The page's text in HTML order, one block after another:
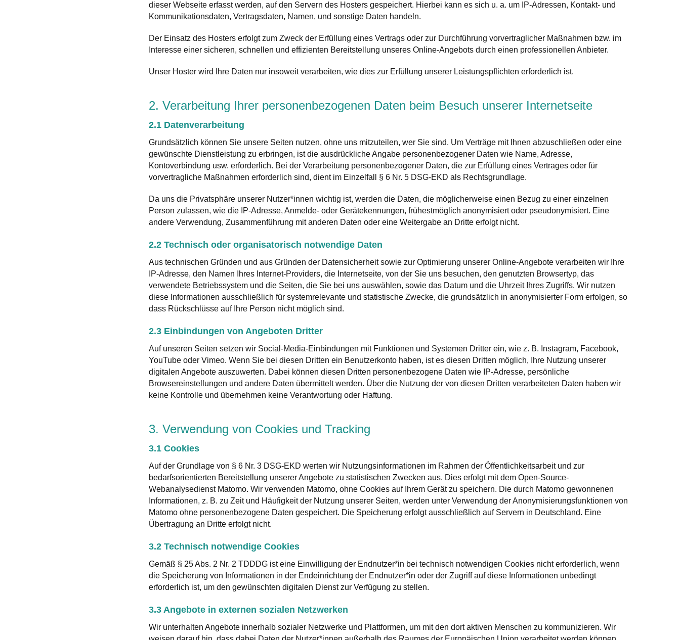
dieser Webseite erfasst werden, auf den Servern des Hosters gespeichert. Hierbei kann es sich u. a. um IP-Adressen, Kontakt- und
Kommunikationsdaten, Vertragsdaten, Namen, und sonstige Daten handeln.
Der Einsatz des Hosters erfolgt zum Zweck der Erfüllung eines Vertrags oder zur Durchführung vorvertraglicher Maßnahmen bzw. im
Interesse einer sicheren, schnellen und effizienten Bereitstellung unseres Online-Angebots durch einen professionellen Anbieter.
Unser Hoster wird Ihre Daten nur insoweit verarbeiten, wie dies zur Erfüllung unserer Leistungspflichten erforderlich ist.
2. Verarbeitung Ihrer personenbezogenen Daten beim Besuch unserer Internetseite
2.1 Datenverarbeitung
Grundsätzlich können Sie unsere Seiten nutzen, ohne uns mitzuteilen, wer Sie sind. Um Verträge mit Ihnen abzuschließen oder eine
gewünschte Dienstleistung zu erbringen, ist die ausdrückliche Angabe personenbezogener Daten wie Name, Adresse,
Kontoverbindung usw. erforderlich. Bei der Verarbeitung personenbezogener Daten, die zur Erfüllung eines Vertrages oder für
vorvertragliche Maßnahmen erforderlich sind, dient im Einzelfall § 6 Nr. 5 DSG-EKD als Rechtsgrundlage.
Da uns die Privatsphäre unserer Nutzer*innen wichtig ist, werden die Daten, die möglicherweise einen Bezug zu einer einzelnen
Person zulassen, wie die IP-Adresse, Anmelde- oder Gerätekennungen, frühestmöglich anonymisiert oder pseudonymisiert. Eine
andere Verwendung, Zusammenführung mit anderen Daten oder eine Weitergabe an Dritte erfolgt nicht.
2.2 Technisch oder organisatorisch notwendige Daten
Aus technischen Gründen und aus Gründen der Datensicherheit sowie zur Optimierung unserer Online-Angebote verarbeiten wir Ihre
IP-Adresse, den Namen Ihres Internet-Providers, die Internetseite, von der Sie uns besuchen, den genutzten Browsertyp, das
verwendete Betriebssystem und die Seiten, die Sie bei uns auswählen, sowie das Datum und die Uhrzeit Ihres Zugriffs. Wir nutzen
diese Informationen ausschließlich für systemrelevante und statistische Zwecke, die grundsätzlich in anonymisierter Form erfolgen, so
dass Rückschlüsse auf Ihre Person nicht möglich sind.
2.3 Einbindungen von Angeboten Dritter
Auf unseren Seiten setzen wir Social-Media-Einbindungen mit Funktionen und Systemen Dritter ein, wie z. B. Instagram, Facebook,
YouTube oder Vimeo. Wenn Sie bei diesen Dritten ein Benutzerkonto haben, ist es diesen Dritten möglich, Ihre Nutzung unserer
digitalen Angebote auszuwerten. Dabei können diesen Dritten personenbezogene Daten wie IP-Adresse, persönliche
Browsereinstellungen und andere Daten übermittelt werden. Über die Nutzung der von diesen Dritten verarbeiteten Daten haben wir
keine Kontrolle und übernehmen keine Verantwortung oder Haftung.
3. Verwendung von Cookies und Tracking
3.1 Cookies
Auf der Grundlage von § 6 Nr. 3 DSG-EKD werten wir Nutzungsinformationen im Rahmen der Öffentlichkeitsarbeit und zur
bedarfsorientierten Bereitstellung unserer Angebote zu statistischen Zwecken aus. Dies erfolgt mit dem Open-Source-
Webanalysedienst Matomo. Wir verwenden Matomo, ohne Cookies auf Ihrem Gerät zu speichern. Die durch Matomo gewonnenen
Informationen, z. B. zu Zeit und Häufigkeit der Nutzung unserer Seiten, werden unter Verwendung der Anonymisierungsfunktionen von
Matomo ohne personenbezogene Daten gespeichert. Die Speicherung erfolgt ausschließlich auf Servern in Deutschland. Eine
Übertragung an Dritte erfolgt nicht.
3.2 Technisch notwendige Cookies
Gemäß § 25 Abs. 2 Nr. 2 TDDDG ist eine Einwilligung der Endnutzer*in bei technisch notwendigen Cookies nicht erforderlich, wenn
die Speicherung von Informationen in der Endeinrichtung der Endnutzer*in oder der Zugriff auf diese Informationen unbedingt
erforderlich ist, um den gewünschten digitalen Dienst zur Verfügung zu stellen.
3.3 Angebote in externen sozialen Netzwerken
Wir unterhalten Angebote innerhalb sozialer Netzwerke und Plattformen, um mit den dort aktiven Menschen zu kommunizieren. Wir